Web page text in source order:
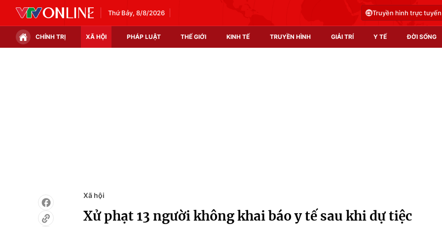
Thứ Bảy, 8/8/2026 Truyền hình trực tuyến
CHÍNH TRỊ XÃ HỘI PHÁP LUẬT THẾ GIỚI KINH TẾ TRUYỀN HÌNH GIẢI TRÍ Y TẾ ĐỜI SỐNG
Infographic
Xã hội
Xử phạt 13 người không khai báo y tế sau khi dự tiệc